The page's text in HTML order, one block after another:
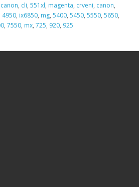
canon, cli, 551xl, magenta, crveni, canon,
4950, ix6850, mg, 5400, 5450, 5550, 5650,
, 7550, mx, 725, 920, 925